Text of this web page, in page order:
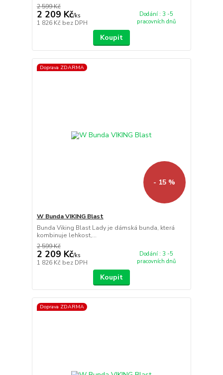
2 599 Kč
2 209 Kč/ks
1 826 Kč bez DPH
Dodání : 3 -5
pracovních dnů
Koupit
Doprava ZDARMA
- 15 %
W Bunda VIKING Blast
Bunda Viking Blast Lady je dámská bunda, která
kombinuje lehkost,...
2 599 Kč
2 209 Kč/ks
1 826 Kč bez DPH
Dodání : 3 -5
pracovních dnů
Koupit
Doprava ZDARMA